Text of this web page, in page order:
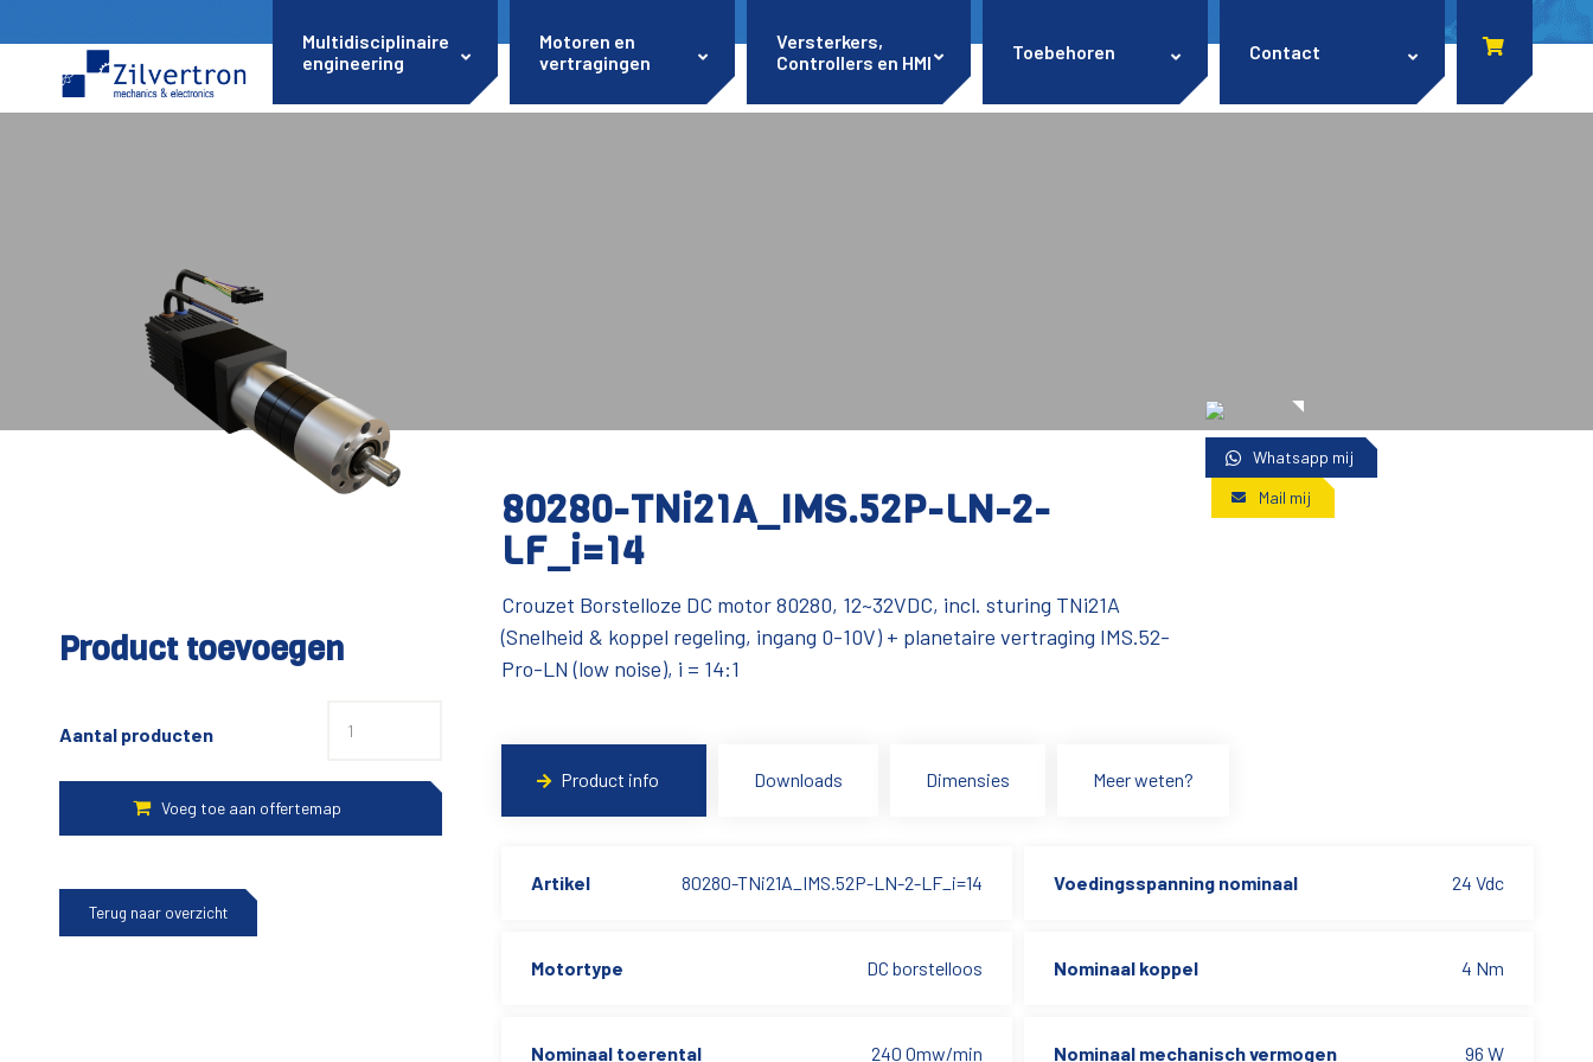
Multidisciplinaire
engineering
Motoren en
vertragingen
Versterkers,
Controllers en HMI
Toebehoren Contact
Whatsapp mij
Mail mij
Product toevoegen
Aantal producten
Terug naar overzicht
80280-TNi21A_IMS.52P-LN-2-
LF_i=14
Crouzet Borstelloze DC motor 80280, 12~32VDC, incl. sturing TNi21A
(Snelheid & koppel regeling, ingang 0-10V) + planetaire vertraging IMS.52-
Pro-LN (low noise), i = 14:1
Product info Downloads Dimensies Meer weten?
Artikel 80280-TNi21A_IMS.52P-LN-2-LF_i=14 Voedingsspanning nominaal 24 Vdc
Motortype DC borstelloos Nominaal koppel 4 Nm
Nominaal toerental 240 Omw/min Nominaal mechanisch vermogen 96 W